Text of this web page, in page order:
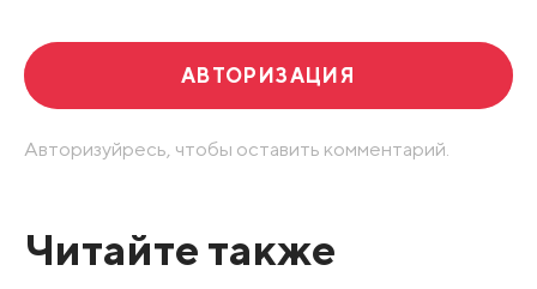
АВТОРИЗАЦИЯ
Авторизуйресь, чтобы оставить комментарий.
Читайте также